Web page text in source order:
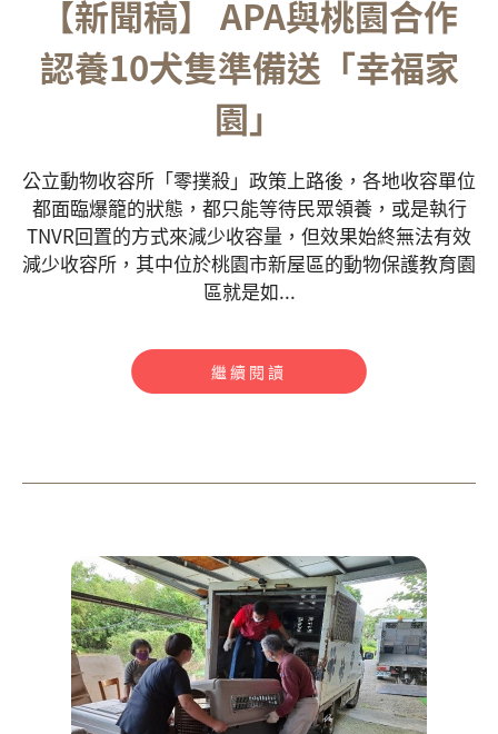
【新聞稿】 APA與桃園合作
認養10犬隻準備送「幸福家
園」
公立動物收容所「零撲殺」政策上路後，各地收容單位
都面臨爆籠的狀態，都只能等待民眾領養，或是執行
TNVR回置的方式來減少收容量，但效果始終無法有效
減少收容所，其中位於桃園市新屋區的動物保護教育園
區就是如...
繼續閱讀